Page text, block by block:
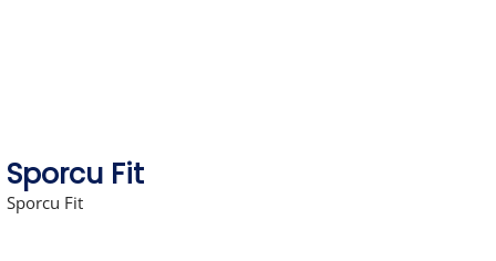
Sporcu Fit
Sporcu Fit